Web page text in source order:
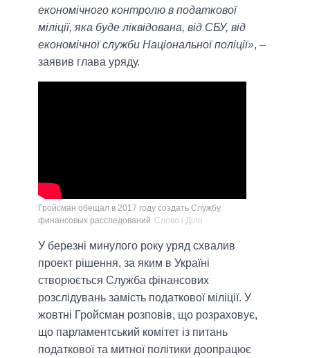
економічного контролю в податкової
міліції, яка буде ліквідована, від СБУ, від
економічної служби Національної поліції», –
заявив глава уряду.
Гройсман обещал в 2017 году создать Службу
финансовых расследований Слово і Діло
У березні минулого року уряд схвалив
проект рішення, за яким в Україні
створюється Служба фінансових
розслідувань замість податкової міліції. У
жовтні Гройсман розповів, що розраховує,
що парламентський комітет із питань
податкової та митної політики доопрацює